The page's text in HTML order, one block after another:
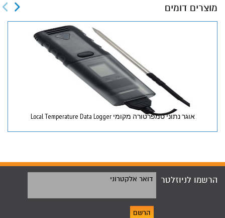
מוצרים דומים
אוגר נתוני טמפרטורה מקומי Local Temperature Data Logger
הרשמו לניוזלטר דואר אלקטרוני
הרשם